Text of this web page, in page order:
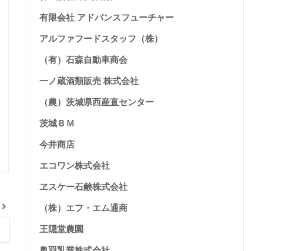
有限会社 アドバンスフューチャー
アルファフードスタッフ（株）
（有）石森自動車商会
一ノ蔵酒類販売 株式会社
（農）茨城県西産直センター
茨城ＢＭ
今井商店
エコワン株式会社
ヱスケー石鹸株式会社
（株）エフ・エム通商
王隠堂農園